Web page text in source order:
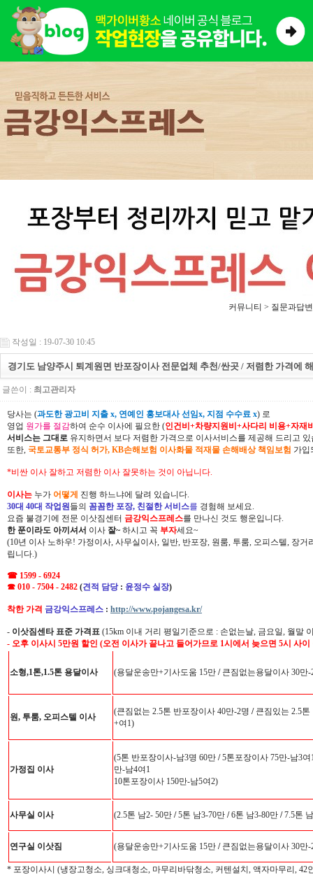
커뮤니티 > 질문과답변
작성일 : 19-07-30 10:45
경기도 남양주시 퇴계원면 반포장이사 전문업체 추천/싼곳 / 저렴한 가격에
글쓴이 : 최고관리자
당사는 (과도한 광고비 지출 x, 연예인 홍보대사 선임x, 지점 수수료 x) 로
영업 원가를 절감하여 순수 이사에 필요한 (인건비+차량지원비+사다리 비용+자재
서비스는 그대로 유지하면서 보다 저렴한 가격으로 이사서비스를 제공해 드리고 있
또한, 국토교통부 정식 허가, KB손해보험 이사화물 적재물 손해배상 책임보험 가입
*비싼 이사 잘하고 저렴한 이사 잘못하는 것이 아닙니다.
이사는 누가 어떻게 진행 하느냐에 달려 있습니다.
30대 40대 작업원들의 꼼꼼한 포장, 친절한 서비스를 경험해 보세요.
요즘 불경기에 전문 이삿짐센터 금강익스프레스를 만나신 것도 행운입니다.
한 푼이라도 아끼셔서 이사 잘~ 하시고 꼭 부자세요~
(10년 이사 노하우! 가정이사, 사무실이사, 일반, 반포장, 원룸, 투룸, 오피스텔, 장
립니다.)
☎ 1599 - 6924
☎ 010 - 7504 - 2482 (견적 담당 : 윤정수 실장)
착한 가격 금강익스프레스 : http://www.pojangesa.kr/
- 이삿짐센타 표준 가격표 (15km 이내 거리 평일기준으로 : 손없는날, 금요일, 월말
- 오후 이사시 5만원 할인 (오전 이사가 끝나고 들어가므로 1시에서 늦으면 5시 사
소형,1톤,1.5톤 용달이사 (용달운송만+기사도움 15만 /큰짐없는용달이사 30만-
원, 투룸, 오피스텔 이사
(큰짐없는 2.5톤 반포장이사 40만-2명 /큰짐있는 2.5톤
+여1)
가정집 이사
(5톤 반포장이사-남3명 60만 /5톤포장이사 75만-남3여
만-남4여1
10톤포장이사 150만-남5여2)
사무실 이사 (2.5톤 남2- 50만 /5톤 남3-70만 /6톤 남3-80만 /7.5톤
연구실 이삿짐 (용달운송만+기사도움 15만 /큰짐없는용달이사 30만
* 포장이사시 (냉장고청소, 싱크대청소, 마무리바닦청소, 커텐설치, 액자마무리,